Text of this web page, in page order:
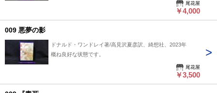
尾花屋
￥4,000
009 悪夢の影
ドナルド・ワンドレイ著/高見沢夏彦訳、綺想社、2023年
概ね良好な状態です。
尾花屋
￥3,500